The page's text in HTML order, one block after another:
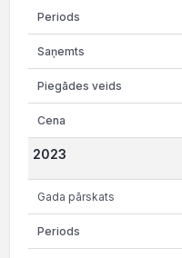
2023
Gada pārskats